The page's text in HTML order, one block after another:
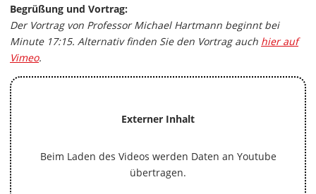
Begrüßung und Vortrag:
Der Vortrag von Professor Michael Hartmann beginnt bei
Minute 17:15. Alternativ finden Sie den Vortrag auch hier auf
Vimeo.
Externer Inhalt
Beim Laden des Videos werden Daten an Youtube
übertragen.